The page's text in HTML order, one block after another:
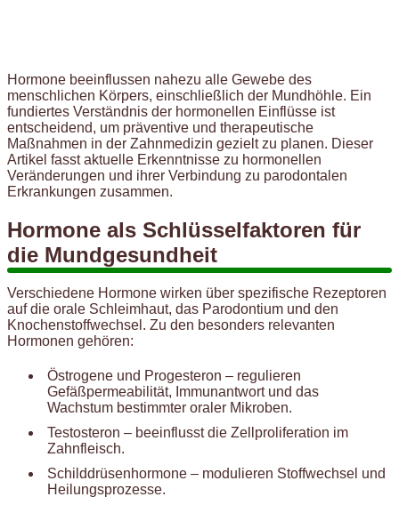
Hormone beeinflussen nahezu alle Gewebe des
menschlichen Körpers, einschließlich der Mundhöhle. Ein
fundiertes Verständnis der hormonellen Einflüsse ist
entscheidend, um präventive und therapeutische
Maßnahmen in der Zahnmedizin gezielt zu planen. Dieser
Artikel fasst aktuelle Erkenntnisse zu hormonellen
Veränderungen und ihrer Verbindung zu parodontalen
Erkrankungen zusammen.
Hormone als Schlüsselfaktoren für
die Mundgesundheit
Verschiedene Hormone wirken über spezifische Rezeptoren
auf die orale Schleimhaut, das Parodontium und den
Knochenstoffwechsel. Zu den besonders relevanten
Hormonen gehören:
Östrogene und Progesteron – regulieren
Gefäßpermeabilität, Immunantwort und das
Wachstum bestimmter oraler Mikroben.
Testosteron – beeinflusst die Zellproliferation im
Zahnfleisch.
Schilddrüsenhormone – modulieren Stoffwechsel und
Heilungsprozesse.